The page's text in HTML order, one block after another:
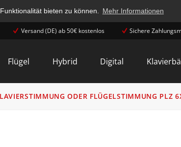
bieten zu können. Mehr Informationen
Versand (DE) ab 50€ kostenlos Sichere
Flügel Hybrid Digital
ODER FLÜGELSTIMMUNG PLZ